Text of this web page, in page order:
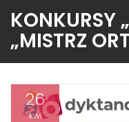
content
KONKURSY
„MISTRZ
26
kwi